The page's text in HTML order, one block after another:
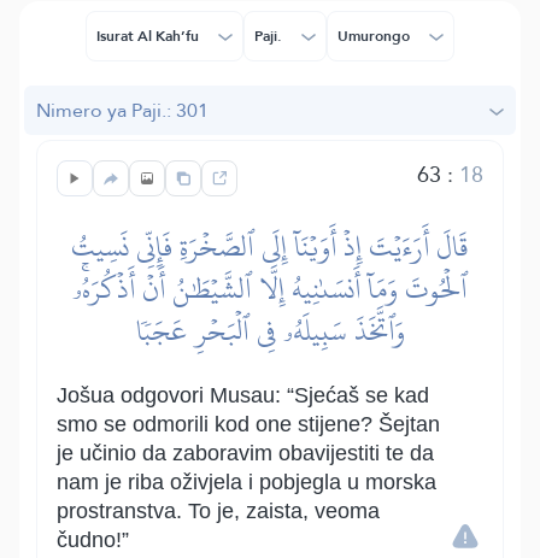
Isurat Al Kah’fu Paji. Umurongo
Nimero ya Paji.: 301
63 : 18
قَالَ أَرَءَيۡتَ إِذۡ أَوَيۡنَآ إِلَى ٱلصَّخۡرَةِ فَإِنِّي نَسِيتُ
ٱلۡحُوتَ وَمَآ أَنسَىٰنِيهُ إِلَّا ٱلشَّيۡطَٰنُ أَنۡ أَذۡكُرَهُۥۚ
وَٱتَّخَذَ سَبِيلَهُۥ فِي ٱلۡبَحۡرِ عَجَبٗا
Jošua odgovori Musau: “Sjećaš se kad
smo se odmorili kod one stijene? Šejtan
je učinio da zaboravim obavijestiti te da
nam je riba oživjela i pobjegla u morska
prostranstva. To je, zaista, veoma
čudno!”